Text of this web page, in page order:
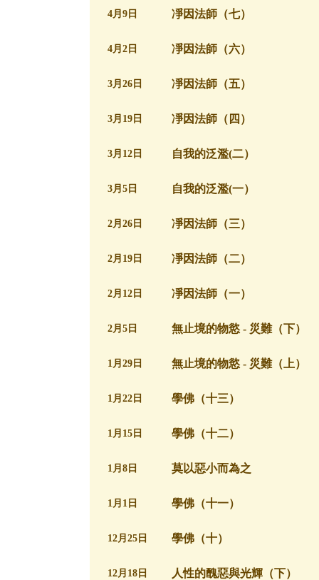
4月9日 凈因法師（七）
4月2日 凈因法師（六）
3月26日 凈因法師（五）
3月19日 凈因法師（四）
3月12日 自我的泛濫(二）
3月5日 自我的泛濫(一）
2月26日 凈因法師（三）
2月19日 凈因法師（二）
2月12日 凈因法師（一）
2月5日 無止境的物慾 - 災難（下）
1月29日 無止境的物慾 - 災難（上）
1月22日 學佛（十三）
1月15日 學佛（十二）
1月8日 莫以惡小而為之
1月1日 學佛（十一）
12月25日 學佛（十）
12月18日 人性的醜惡與光輝（下）